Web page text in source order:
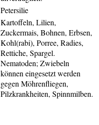
Petersilie
Kartoffeln, Lilien,
Zuckermais, Bohnen, Erbsen,
Kohl(rabi), Porree, Radies,
Rettiche, Spargel.
Nematoden; Zwiebeln
können eingesetzt werden
gegen Möhrenfliegen,
Pilzkrankheiten, Spinnmilben.